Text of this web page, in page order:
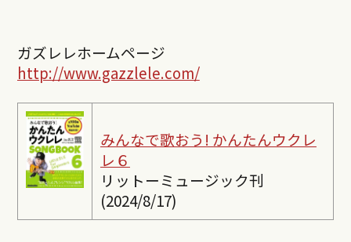
ガズレレホームページ
http://www.gazzlele.com/
みんなで歌おう! かんたんウクレ
レ６
リットーミュージック刊
(2024/8/17)